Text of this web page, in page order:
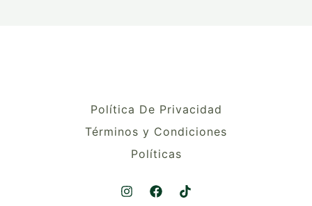
Política De Privacidad
Términos y Condiciones
Políticas